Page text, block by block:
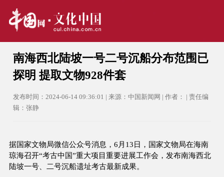
南海西北陆坡一号二号沉船分布范围已
探明 提取文物928件套
发布时间：2024-06-14 09:36:01 | 来源：中国新闻网 | 作者： | 责任编
辑：张静
据国家文物局微信公众号消息，6月13日，国家文物局在海南
琼海召开“考古中国”重大项目重要进展工作会，发布南海西北
陆坡一号、二号沉船遗址考古最新成果。